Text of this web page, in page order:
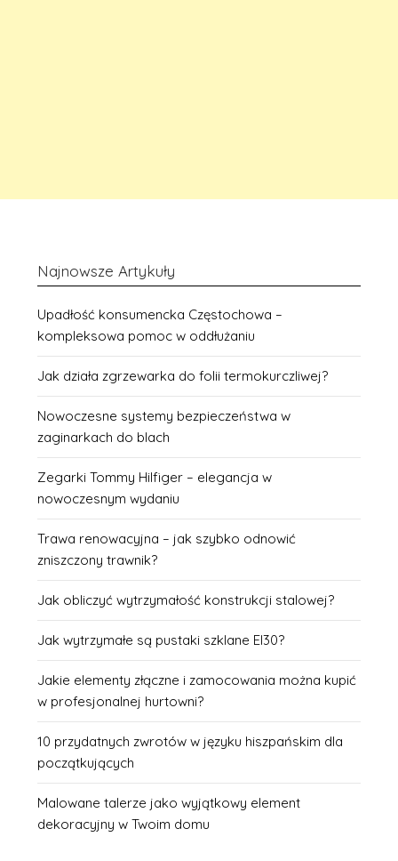
Najnowsze Artykuły
Upadłość konsumencka Częstochowa –
kompleksowa pomoc w oddłużaniu
Jak działa zgrzewarka do folii termokurczliwej?
Nowoczesne systemy bezpieczeństwa w
zaginarkach do blach
Zegarki Tommy Hilfiger – elegancja w
nowoczesnym wydaniu
Trawa renowacyjna – jak szybko odnowić
zniszczony trawnik?
Jak obliczyć wytrzymałość konstrukcji stalowej?
Jak wytrzymałe są pustaki szklane EI30?
Jakie elementy złączne i zamocowania można kupić
w profesjonalnej hurtowni?
10 przydatnych zwrotów w języku hiszpańskim dla
początkujących
Malowane talerze jako wyjątkowy element
dekoracyjny w Twoim domu